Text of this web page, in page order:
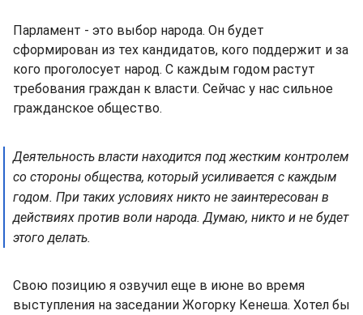
Парламент - это выбор народа. Он будет
сформирован из тех кандидатов, кого поддержит и за
кого проголосует народ. С каждым годом растут
требования граждан к власти. Сейчас у нас сильное
гражданское общество.
Деятельность власти находится под жестким контролем
со стороны общества, который усиливается с каждым
годом. При таких условиях никто не заинтересован в
действиях против воли народа. Думаю, никто и не будет
этого делать.
Свою позицию я озвучил еще в июне во время
выступления на заседании Жогорку Кенеша. Хотел бы